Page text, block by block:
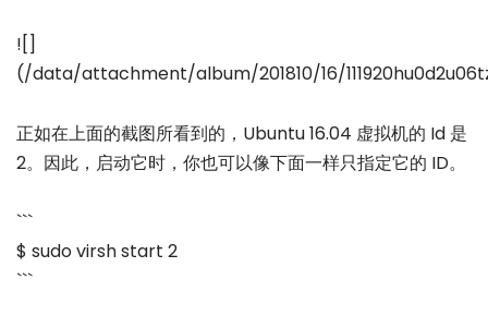
![]
(/data/attachment/album/201810/16/
正如在上面的截图所看到的，Ubuntu 16.04 虚拟机的 Id 是
2。因此，启动它时，你也可以像下面一样只指定它的 ID。
```
$ sudo virsh start 2
```